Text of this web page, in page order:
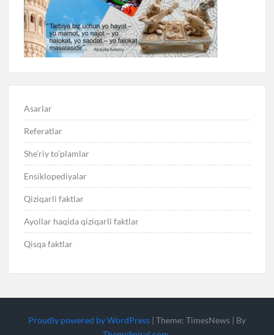
Asarlar
Referatlar
She’riy to’plamlar
Ensiklopediyalar
Qiziqarli faktlar
Ayollar haqida qiziqarli faktlar
Qisqa faktlar
Proudly powered by WordPress | Theme: TimesNews | By